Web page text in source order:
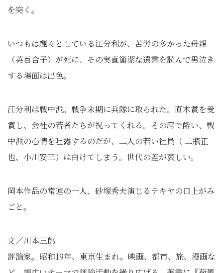
を突く。
いつもは飄々としている江分利が、苦労の多かった母親
（英百合子）が死に、その実直簡潔な遺書を読んで男泣き
する場面は出色。
江分利は戦中派。戦争末期に兵隊に取られた。直木賞を受
賞し、会社の若者たちが祝ってくれる。その席で酔い、戦
中派の心情を吐露するのだが、二人の若い社員（ 二瓶正
也、小川安三）は白けてしまう。世代の差が哀しい。
岡本作品の常連の一人、砂塚秀夫演じるテキヤの口上がみ
ごと。
文／川本三郎
評論家。昭和19年、東京生まれ。映画、都市、旅、漫画な